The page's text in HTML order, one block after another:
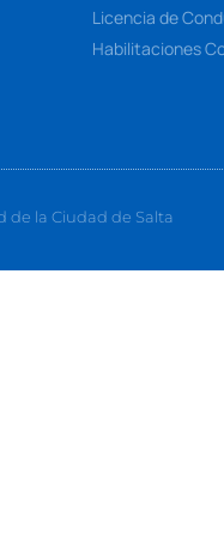
Licencia de
Habilitaciones
de la Ciudad de Salta